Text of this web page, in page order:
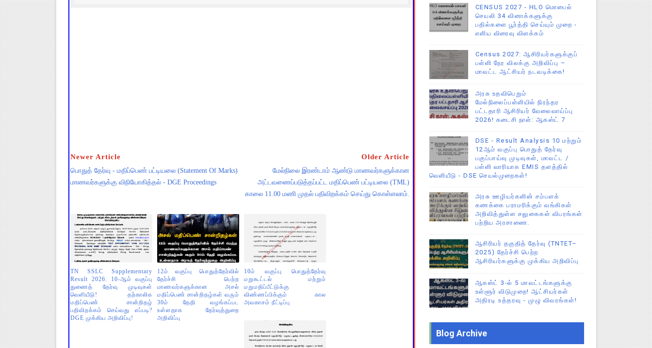
Newer Article
பொதுத் தேர்வு - மதிப்பெண் பட்டியலை (Statement Of Marks)
மாணவர்களுக்கு விநியோகித்தல் - DGE Proceedings
Older Article
மேல்நிலை இரண்டாம் ஆண்டு மாணவர்களுக்கான
அட்டவணைப்படுத்தப்பட்ட மதிப்பெண் பட்டியலை (TML)
காலை 11.00 மணி முதல் பதிவிறக்கம் செய்து கொள்ளலாம்.
TN SSLC Supplementary
Result 2026: 10-ஆம் வகுப்பு
துணைத் தேர்வு முடிவுகள்
வெளியீடு! தற்காலிக
மதிப்பெண் சான்றிதழ்
பதிவிறக்கம் செய்வது எப்படி?
DGE முக்கிய அறிவிப்பு!
12ம் வகுப்பு பொதுத்தேர்வில்
தேர்ச்சி பெற்ற
மாணவர்களுக்கான அசல்
மதிப்பெண் சான்றிதழ்கள் வரும்
30ம் தேதி வழங்கப்பட
உள்ளதாக தேர்வுத்துறை
அறிவிப்பு
10ம் வகுப்பு பொதுத்தேர்வு
மறுகூட்டல் மற்றும்
மறுமதிப்பீட்டுக்கு
விண்ணப்பிக்கும் கால
அவகாசம் நீட்டிப்பு
CENSUS 2027 - HLO மொபைல்
செயலி 34 வினாக்களுக்கு
பதில்களை பூர்த்தி செய்யும் முறை -
எளிய விரைவு விளக்கம்
Census 2027: ஆசிரியர்களுக்குப்
பள்ளி நேர விலக்கு அறிவிப்பு –
மாவட்ட ஆட்சியர் நடவடிக்கை!
அரசு உதவிபெறும்
மேல்நிலைப்பள்ளியில் நிரந்தர
பட்டதாரி ஆசிரியர் வேலைவாய்ப்பு
2026! கடைசி நாள்: ஆகஸ்ட் 7
DSE - Result Analysis 10 மற்றும்
12ஆம் வகுப்பு பொதுத் தேர்வு
பகுப்பாய்வு முடிவுகள், மாவட்ட /
பள்ளி வாரியாக EMIS தளத்தில்
வெளியீடு - DSE செயல்முறைகள்!
அரசு ஊழியர்களின் சம்பளக்
கணக்கை பராமரிக்கும் வங்கிகள்
அறிவித்துள்ள சலுகைகள் விபரங்கள்
பற்றிய அரசாணை.
ஆசிரியர் தகுதித் தேர்வு (TNTET–
2025) தேர்ச்சி பெற்ற
ஆசிரியர்களுக்கு முக்கிய அறிவிப்பு
ஆகஸ்ட் 3-ல் 5 மாவட்டங்களுக்கு
உள்ளூர் விடுமுறை! ஆட்சியர்கள்
அதிரடி உத்தரவு - முழு விவரங்கள்!
Blog Archive